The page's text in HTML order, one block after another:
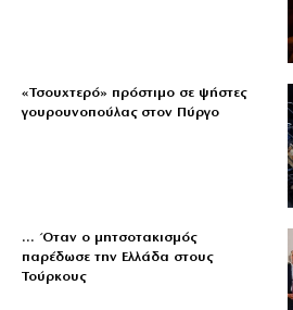
«Τσουχτερό» πρόστιμο σε ψήστες
γουρουνοπούλας στον Πύργο
… Όταν ο μητσοτακισμός
παρέδωσε την Ελλάδα στους
Τούρκους